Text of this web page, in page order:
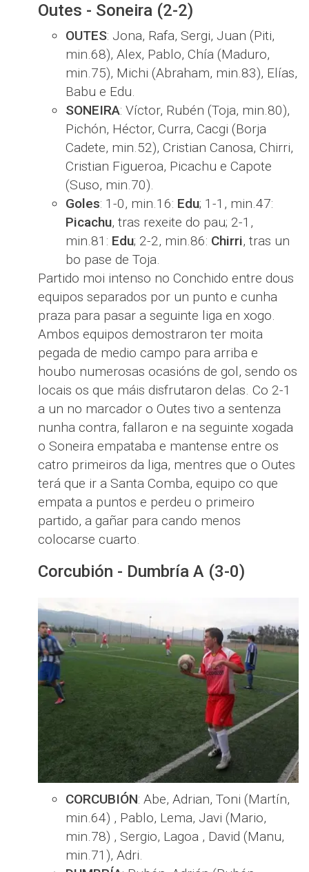
Outes - Soneira (2-2)
OUTES: Jona, Rafa, Sergi, Juan (Piti,
min.68), Alex, Pablo, Chía (Maduro,
min.75), Michi (Abraham, min.83), Elías,
Babu e Edu.
SONEIRA: Víctor, Rubén (Toja, min.80),
Pichón, Héctor, Curra, Cacgi (Borja
Cadete, min.52), Cristian Canosa, Chirri,
Cristian Figueroa, Picachu e Capote
(Suso, min.70).
Goles: 1-0, min.16: Edu; 1-1, min.47:
Picachu, tras rexeite do pau; 2-1,
min.81: Edu; 2-2, min.86: Chirri, tras un
bo pase de Toja.
Partido moi intenso no Conchido entre dous
equipos separados por un punto e cunha
praza para pasar a seguinte liga en xogo.
Ambos equipos demostraron ter moita
pegada de medio campo para arriba e
houbo numerosas ocasións de gol, sendo os
locais os que máis disfrutaron delas. Co 2-1
a un no marcador o Outes tivo a sentenza
nunha contra, fallaron e na seguinte xogada
o Soneira empataba e mantense entre os
catro primeiros da liga, mentres que o Outes
terá que ir a Santa Comba, equipo co que
empata a puntos e perdeu o primeiro
partido, a gañar para cando menos
colocarse cuarto.
Corcubión - Dumbría A (3-0)
CORCUBIÓN: Abe, Adrian, Toni (Martín,
min.64) , Pablo, Lema, Javi (Mario,
min.78) , Sergio, Lagoa , David (Manu,
min.71), Adri.